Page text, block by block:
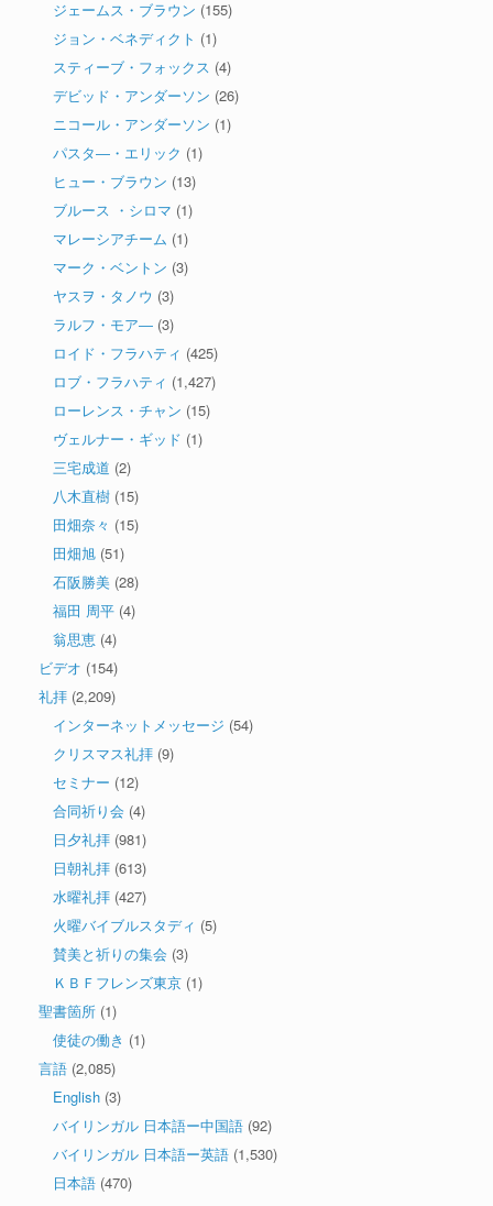
ジェームス・ブラウン (155)
ジョン・ベネディクト (1)
スティーブ・フォックス (4)
デビッド・アンダーソン (26)
ニコール・アンダーソン (1)
パスタ―・エリック (1)
ヒュー・ブラウン (13)
ブルース ・シロマ (1)
マレーシアチーム (1)
マーク・ベントン (3)
ヤスヲ・タノウ (3)
ラルフ・モア― (3)
ロイド・フラハティ (425)
ロブ・フラハティ (1,427)
ローレンス・チャン (15)
ヴェルナー・ギッド (1)
三宅成道 (2)
八木直樹 (15)
田畑奈々 (15)
田畑旭 (51)
石阪勝美 (28)
福田 周平 (4)
翁思恵 (4)
ビデオ (154)
礼拝 (2,209)
インターネットメッセージ (54)
クリスマス礼拝 (9)
セミナー (12)
合同祈り会 (4)
日夕礼拝 (981)
日朝礼拝 (613)
水曜礼拝 (427)
火曜バイブルスタディ (5)
賛美と祈りの集会 (3)
ＫＢＦフレンズ東京 (1)
聖書箇所 (1)
使徒の働き (1)
言語 (2,085)
English (3)
バイリンガル 日本語ー中国語 (92)
バイリンガル 日本語ー英語 (1,530)
日本語 (470)